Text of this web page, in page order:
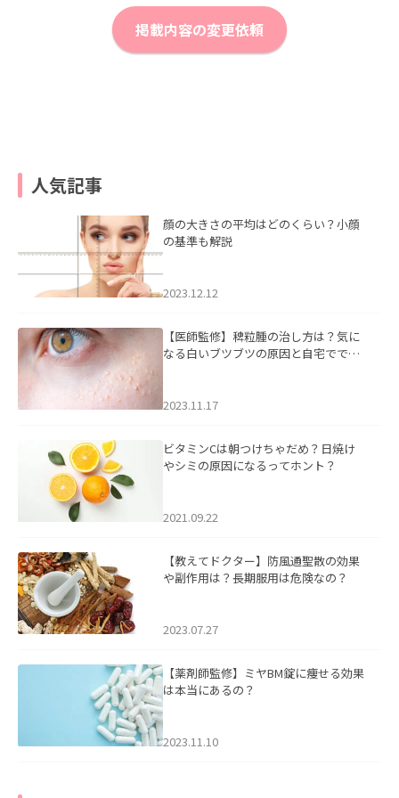
掲載内容の変更依頼
人気記事
顔の大きさの平均はどのくらい？小顔
の基準も解説
2023.12.12
【医師監修】稗粒腫の治し方は？気に
なる白いブツブツの原因と自宅ででき
2023.11.17
ビタミンCは朝つけちゃだめ？日焼け
やシミの原因になるってホント？
2021.09.22
【教えてドクター】防風通聖散の効果
や副作用は？長期服用は危険なの？
2023.07.27
【薬剤師監修】ミヤBM錠に痩せる効果
は本当にあるの？
2023.11.10